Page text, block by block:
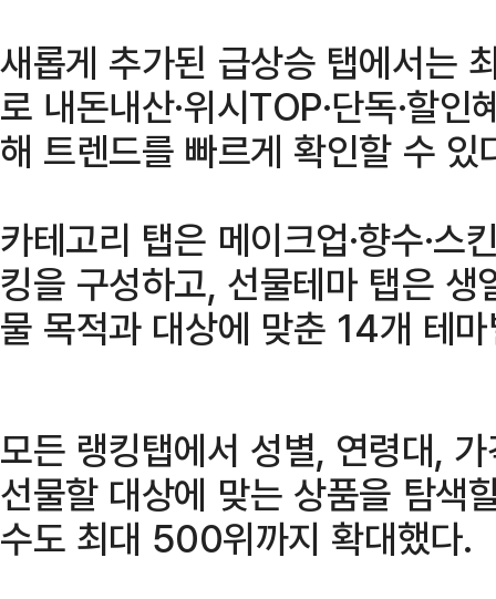
새롭게 추가된 급상승 탭에서는
로 내돈내산·위시TOP·단독·할
해 트렌드를 빠르게 확인할 수 있
카테고리 탭은 메이크업·향수·
킹을 구성하고, 선물테마 탭은
물 목적과 대상에 맞춘 14개 테
모든 랭킹탭에서 성별, 연령대,
선물할 대상에 맞는 상품을 탐색
수도 최대 500위까지 확대했다.